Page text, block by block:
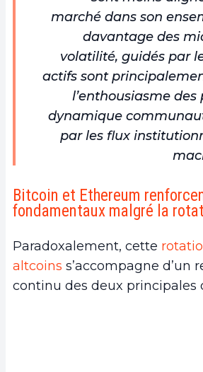
marché dans son
davantage des
volatilité, guidés par
actifs sont
l’enthousiasme
dynamique
par les flux
Bitcoin et Ethereum
fondamentaux malgré la
Paradoxalement, cette
altcoins s’accompagne d’un
continu des deux principales